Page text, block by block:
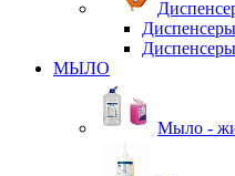
МЫЛО
Мыло -